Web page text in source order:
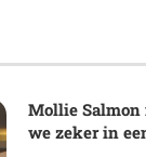
Mollie Salmon
we zeker in